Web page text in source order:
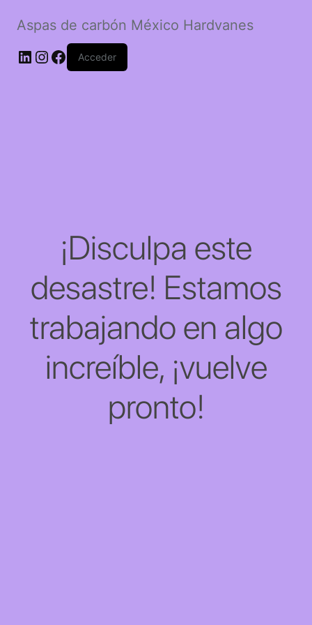
Aspas de carbón México Hardvanes
LinkedIn
Instagram
Facebook
Acceder
¡Disculpa este
desastre! Estamos
trabajando en algo
increíble, ¡vuelve
pronto!